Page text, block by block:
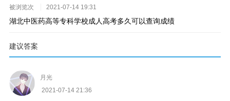
被浏览次 2021-07-14 19:31
湖北中医药高等专科学校成人高考多久可以查询成绩
建议答案
月光
2021-07-14 21:36